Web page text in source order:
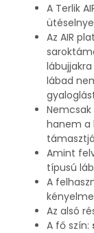
A Terlik
Az AIR
lábad
hanem a
Amint
típusú
A
Az alsó
A fő szín: